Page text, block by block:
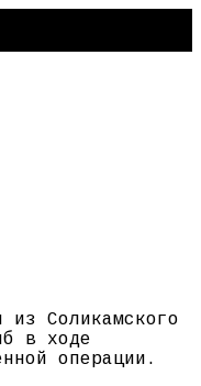
из Соликамского
в ходе
операции.